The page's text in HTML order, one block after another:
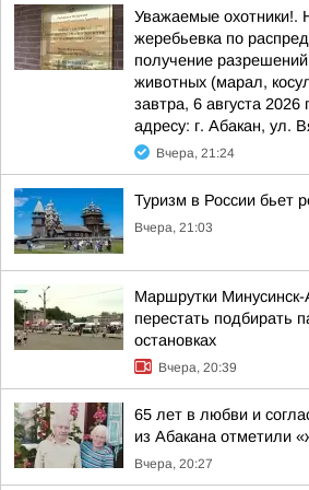
Уважаемые охотники!.
жеребьевка по
получение
животных (марал,
завтра, 6 августа 2026
адресу: г. Абакан, ул.
Вчера, 21:24
Туризм в России бьет
Вчера, 21:03
Маршрутки Минусинск-
перестать подбирать
остановках
Вчера, 20:39
65 лет в любви и
из Абакана отметили
Вчера, 20:27